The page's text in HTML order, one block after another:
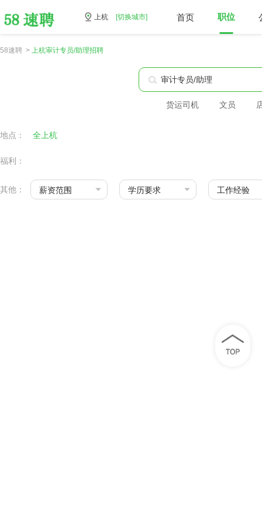
上杭 [切换城市] 首页 职位
58速聘 > 上杭审计专员/助理招聘
货运司机 文员
地点： 全上杭
福利：
其他： 薪资范围 学历要求 工作经验